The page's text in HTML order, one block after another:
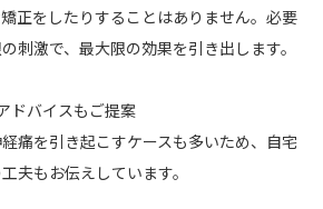
正をしたりすることはありません。必要
刺激で、最大限の効果を引き出します。
ドバイスもご提案
痛を引き起こすケースも多いため、自宅
夫もお伝えしています。